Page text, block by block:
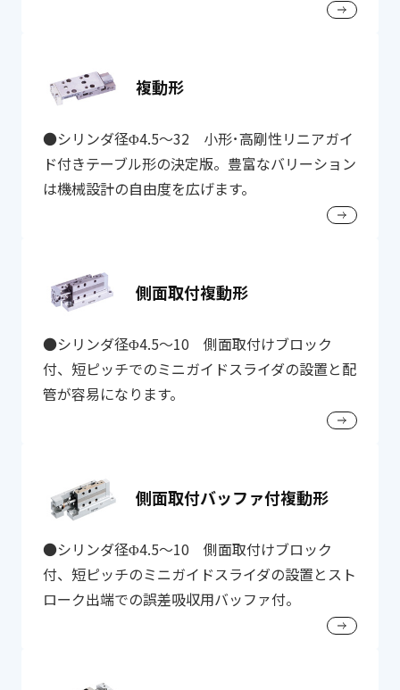
複動形
●シリンダ径Φ4.5～32 小形･高剛性リニアガイ
ド付きテーブル形の決定版。豊富なバリーション
は機械設計の自由度を広げます。
側面取付複動形
●シリンダ径Φ4.5～10 側面取付けブロック
付、短ピッチでのミニガイドスライダの設置と配
管が容易になります。
側面取付バッファ付複動形
●シリンダ径Φ4.5～10 側面取付けブロック
付、短ピッチのミニガイドスライダの設置とスト
ローク出端での誤差吸収用バッファ付。